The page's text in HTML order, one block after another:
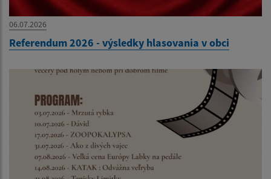
06.07.2026
Referendum 2026 - výsledky hlasovania v obci